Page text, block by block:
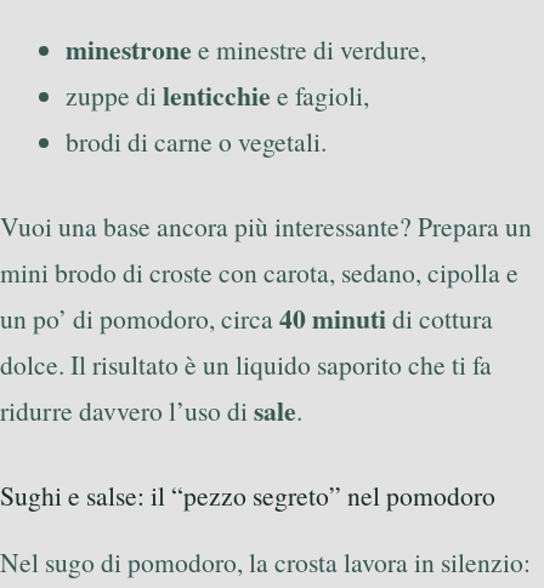
minestrone e minestre di verdure,
zuppe di lenticchie e fagioli,
brodi di carne o vegetali.
Vuoi una base ancora più interessante? Prepara un
mini brodo di croste con carota, sedano, cipolla e
un po’ di pomodoro, circa40 minutidi cottura
dolce. Il risultato è un liquido saporito che ti fa
ridurre davvero l’uso disale.
Sughi e salse: il “pezzo segreto” nel pomodoro
Nel sugo di pomodoro, la crosta lavora in silenzio: